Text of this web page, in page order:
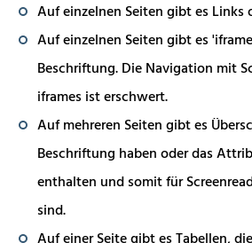
Auf einzelnen Seiten gibt es Links
Auf einzelnen Seiten gibt es
Beschriftung. Die Navigation mit
iframes ist erschwert.
Auf mehreren Seiten gibt es
Beschriftung haben oder das
enthalten und somit für
sind.